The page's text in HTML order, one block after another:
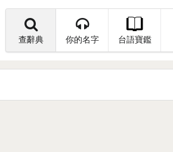
查辭典 你的名字 台語寶鑑